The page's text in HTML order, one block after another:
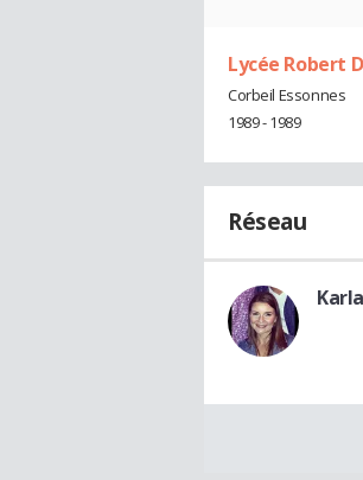
Lycée Robert
Corbeil Essonnes
1989 - 1989
Réseau